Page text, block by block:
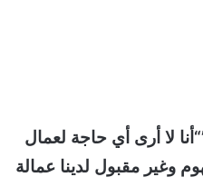
“أنا لا أرى أي حاجة لعمال
وغير مقبول لدينا عمالة